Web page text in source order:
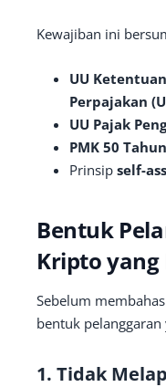
Kewajiban ini
UU
Perpajakan
UU Pajak
PMK 50
Prinsip self-
Bentuk
Kripto
Sebelum
bentuk
1. Tidak